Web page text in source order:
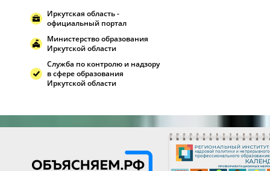
Иркутская область -
официальный портал
Министерство образования
Иркутской области
Служба по контролю и надзору
в сфере образования
Иркутской области